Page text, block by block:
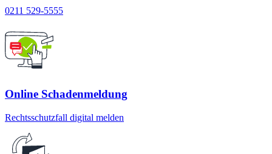
0211 529-5555
Online Schadenmeldung
Rechtsschutzfall digital melden